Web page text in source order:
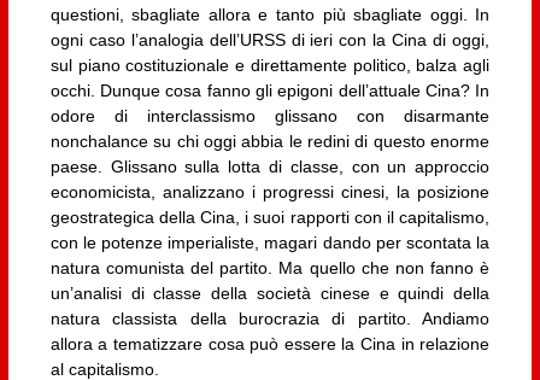
questioni, sbagliate allora e tanto più sbagliate oggi. In
ogni caso l’analogia dell’URSS di ieri con la Cina di oggi,
sul piano costituzionale e direttamente politico, balza agli
occhi. Dunque cosa fanno gli epigoni dell’attuale Cina? In
odore di interclassismo glissano con disarmante
nonchalance su chi oggi abbia le redini di questo enorme
paese. Glissano sulla lotta di classe, con un approccio
economicista, analizzano i progressi cinesi, la posizione
geostrategica della Cina, i suoi rapporti con il capitalismo,
con le potenze imperialiste, magari dando per scontata la
natura comunista del partito. Ma quello che non fanno è
un’analisi di classe della società cinese e quindi della
natura classista della burocrazia di partito. Andiamo
allora a tematizzare cosa può essere la Cina in relazione
al capitalismo.